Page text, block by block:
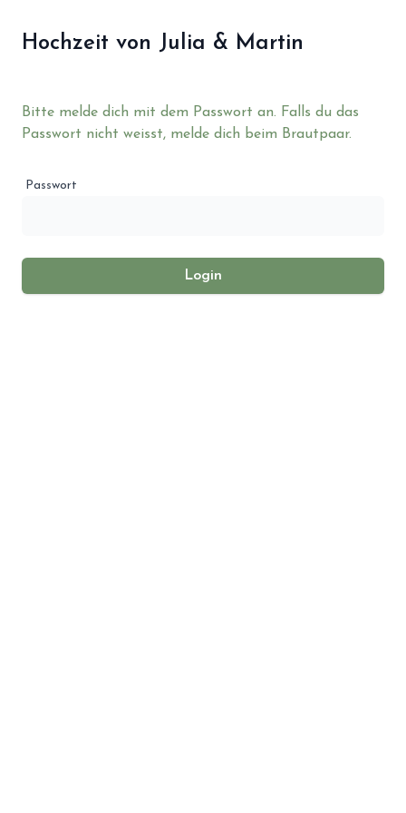
Hochzeit von Julia & Martin
Bitte melde dich mit dem Passwort an. Falls du das
Passwort nicht weisst, melde dich beim Brautpaar.
Passwort
Login